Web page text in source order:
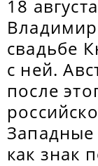
18
свадьбе
с ней.
после
как знак